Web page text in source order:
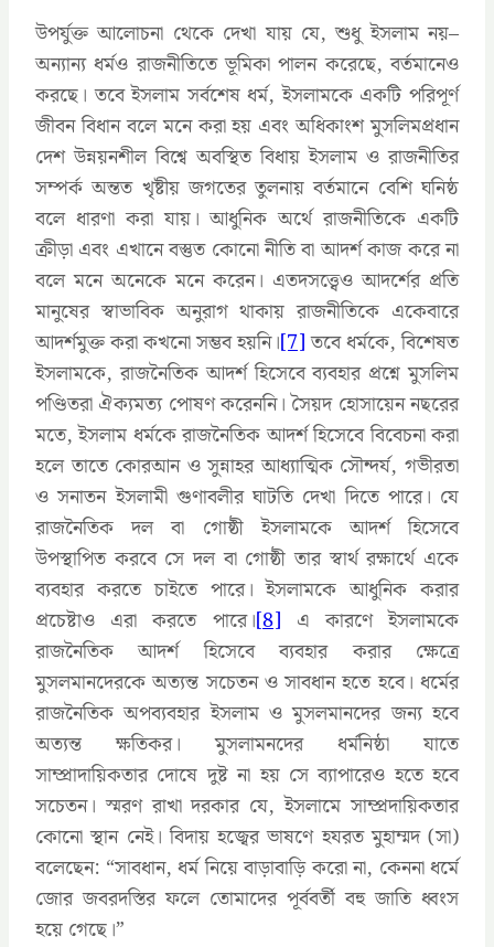
উপর্যুক্ত আলোচনা থেকে দেখা যায় যে, শুধু ইসলাম নয়–
অন্যান্য ধর্মও রাজনীতিতে ভূমিকা পালন করেছে, বর্তমানেও
করছে। তবে ইসলাম সর্বশেষ ধর্ম, ইসলামকে একটি পরিপূর্ণ
জীবন বিধান বলে মনে করা হয় এবং অধিকাংশ মুসলিমপ্রধান
দেশ উন্নয়নশীল বিশ্বে অবস্থিত বিধায় ইসলাম ও রাজনীতির
সম্পর্ক অন্তত খৃষ্টীয় জগতের তুলনায় বর্তমানে বেশি ঘনিষ্ঠ
বলে ধারণা করা যায়। আধুনিক অর্থে রাজনীতিকে একটি
ক্রীড়া এবং এখানে বস্তুত কোনো নীতি বা আদর্শ কাজ করে না
বলে মনে অনেকে মনে করেন। এতদসত্ত্বেও আদর্শের প্রতি
মানুষের স্বাভাবিক অনুরাগ থাকায় রাজনীতিকে একেবারে
আদর্শমুক্ত করা কখনো সম্ভব হয়নি।[7]তবে ধর্মকে, বিশেষত
ইসলামকে, রাজনৈতিক আদর্শ হিসেবে ব্যবহার প্রশ্নে মুসলিম
পণ্ডিতরা ঐক্যমত্য পোষণ করেননি। সৈয়দ হোসায়েন নছরের
মতে, ইসলাম ধর্মকে রাজনৈতিক আদর্শ হিসেবে বিবেচনা করা
হলে তাতে কোরআন ও সুন্নাহর আধ্যাত্মিক সৌন্দর্য, গভীরতা
ও সনাতন ইসলামী গুণাবলীর ঘাটতি দেখা দিতে পারে। যে
রাজনৈতিক দল বা গোষ্ঠী ইসলামকে আদর্শ হিসেবে
উপস্থাপিত করবে সে দল বা গোষ্ঠী তার স্বার্থ রক্ষার্থে একে
ব্যবহার করতে চাইতে পারে। ইসলামকে আধুনিক করার
প্রচেষ্টাও এরা করতে পারে।[8] এ কারণে ইসলামকে
রাজনৈতিক আদর্শ হিসেবে ব্যবহার করার ক্ষেত্রে
মুসলমানদেরকে অত্যন্ত সচেতন ও সাবধান হতে হবে। ধর্মের
রাজনৈতিক অপব্যবহার ইসলাম ও মুসলমানদের জন্য হবে
অত্যন্ত ক্ষতিকর। মুসলামনদের ধর্মনিষ্ঠা যাতে
সাম্প্রাদায়িকতার দোষে দুষ্ট না হয় সে ব্যাপারেও হতে হবে
সচেতন। স্মরণ রাখা দরকার যে, ইসলামে সাম্প্রদায়িকতার
কোনো স্থান নেই। বিদায় হজ্বের ভাষণে হযরত মুহাম্মদ (সা)
বলেছেন: “সাবধান, ধর্ম নিয়ে বাড়াবাড়ি করো না, কেননা ধর্মে
জোর জবরদস্তির ফলে তোমাদের পূর্ববর্তী বহু জাতি ধ্বংস
হয়ে গেছে।”